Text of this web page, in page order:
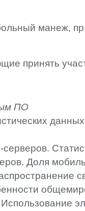
манеж,
принять
ПО
Доля